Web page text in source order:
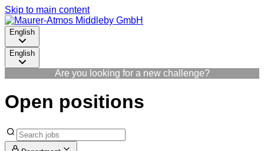
Skip to main content
English
English
Are you looking for a new challenge?
Open positions